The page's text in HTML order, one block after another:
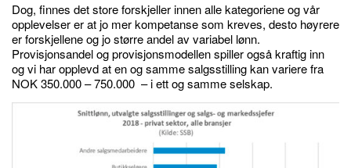
Dog, finnes det store forskjeller innen alle kategoriene og vår
opplevelser er at jo mer kompetanse som kreves, desto høyrere
er forskjellene og jo større andel av variabel lønn.
Provisjonsandel og provisjonsmodellen spiller også kraftig inn
og vi har opplevd at en og samme salgsstilling kan variere fra
NOK 350.000 – 750.000 – i ett og samme selskap.